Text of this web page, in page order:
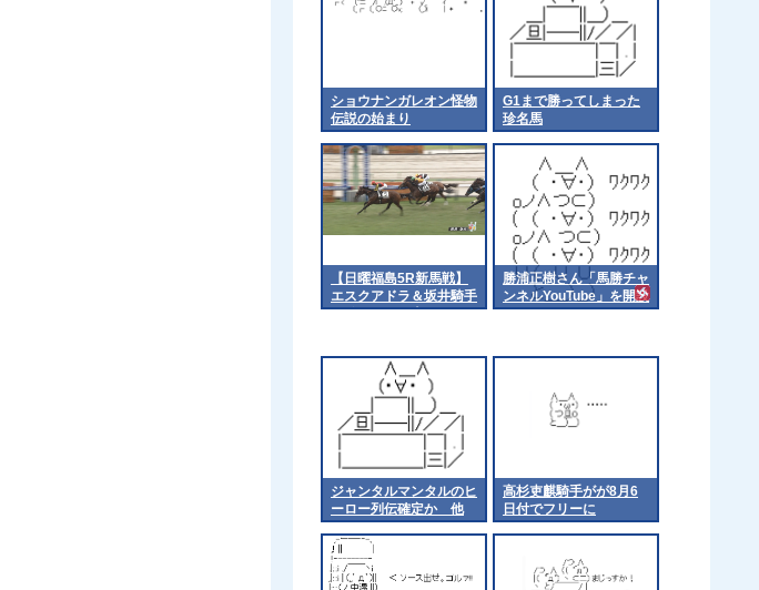
ショウナンガレオン怪物
伝説の始まり
G1まで勝ってしまった
珍名馬
【日曜福島5R新馬戦】
エスクアドラ＆坂井騎手
がｷﾀ━━━━(ﾟ
勝浦正樹さん「馬勝チャ
ンネルYouTube」を開設
ジャンタルマンタルのヒ
ーロー列伝確定か 他
高杉吏麒騎手がが8月6
日付でフリーに